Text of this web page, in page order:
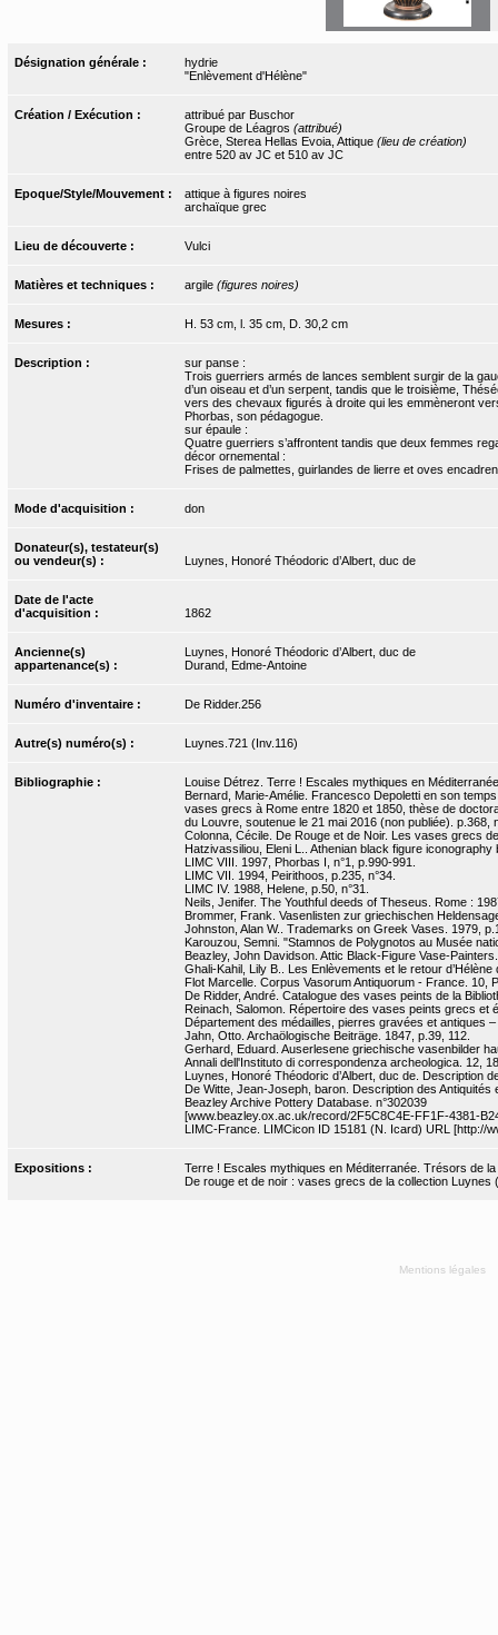
Désignation générale :
hydrie
"Enlèvement d'Hélène"
Création / Exécution :
attribué par Buschor
Groupe de Léagros (attribué)
Grèce, Sterea Hellas Evoia, Attique (lieu de création)
entre 520 av JC et 510 av JC
Epoque/Style/Mouvement :
attique à figures noires
archaïque grec
Lieu de découverte : Vulci
Matières et techniques : argile (figures noires)
Mesures : H. 53 cm, l. 35 cm, D. 30,2 cm
Description :
sur panse :
Trois guerriers armés de lances semblent surgir de la
d’un oiseau et d’un serpent, tandis que le troisième,
vers des chevaux figurés à droite qui les emmèneront
Phorbas, son pédagogue.
sur épaule :
Quatre guerriers s’affrontent tandis que deux femmes
décor ornemental :
Frises de palmettes, guirlandes de lierre et oves
Mode d'acquisition : don
Donateur(s), testateur(s)
ou vendeur(s) :
Luynes, Honoré Théodoric d’Albert, duc de
Date de l'acte
d'acquisition :
1862
Ancienne(s)
appartenance(s) :
Luynes, Honoré Théodoric d’Albert, duc de
Durand, Edme-Antoine
Numéro d'inventaire : De Ridder.256
Autre(s) numéro(s) : Luynes.721 (Inv.116)
Bibliographie :
Louise Détrez. Terre ! Escales mythiques en
Bernard, Marie-Amélie. Francesco Depoletti en son
vases grecs à Rome entre 1820 et 1850, thèse de
du Louvre, soutenue le 21 mai 2016 (non publiée). p.368,
Colonna, Cécile. De Rouge et de Noir. Les vases grecs
Hatzivassiliou, Eleni L.. Athenian black figure
LIMC VIII. 1997, Phorbas I, n°1, p.990-991.
LIMC VII. 1994, Peirithoos, p.235, n°34.
LIMC IV. 1988, Helene, p.50, n°31.
Neils, Jenifer. The Youthful deeds of Theseus. Rome :
Brommer, Frank. Vasenlisten zur griechischen
Johnston, Alan W.. Trademarks on Greek Vases. 1979,
Karouzou, Semni. "Stamnos de Polygnotos au Musée
Beazley, John Davidson. Attic Black-Figure Vase-
Ghali-Kahil, Lily B.. Les Enlèvements et le retour
Flot Marcelle. Corpus Vasorum Antiquorum - France. 10,
De Ridder, André. Catalogue des vases peints de la
Reinach, Salomon. Répertoire des vases peints grecs et
Département des médailles, pierres gravées et antiques
Jahn, Otto. Archaölogische Beiträge. 1847, p.39, 112.
Gerhard, Eduard. Auserlesene griechische vasenbilder
Annali dell'Instituto di correspondenza archeologica. 12,
Luynes, Honoré Théodoric d’Albert, duc de. Description
De Witte, Jean-Joseph, baron. Description des Antiquités
Beazley Archive Pottery Database. n°302039
[www.beazley.ox.ac.uk/record/2F5C8C4E-FF1F-4381-
LIMC-France. LIMCicon ID 15181 (N. Icard) URL [http://
Expositions :
Terre ! Escales mythiques en Méditerranée. Trésors de
De rouge et de noir : vases grecs de la collection Luynes
Mentions légales